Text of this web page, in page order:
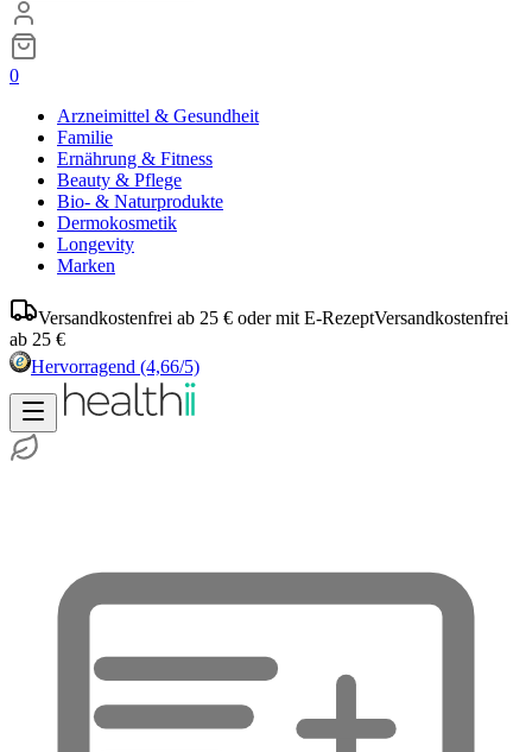
0
Arzneimittel & Gesundheit
Familie
Ernährung & Fitness
Beauty & Pflege
Bio- & Naturprodukte
Dermokosmetik
Longevity
Marken
Versandkostenfrei ab 25 € oder mit E-RezeptVersandkostenfrei
ab 25 €
Hervorragend (4,66/5)